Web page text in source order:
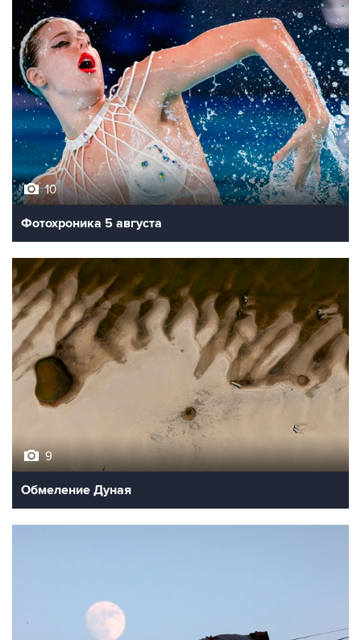
10
Фотохроника 5 августа
9
Обмеление Дуная